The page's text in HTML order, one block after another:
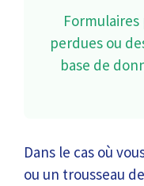
perdues ou
base de
Dans le cas où
ou un trousseau